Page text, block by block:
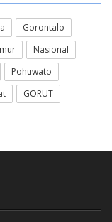
Gorontalo
Nasional
Pohuwato
GORUT